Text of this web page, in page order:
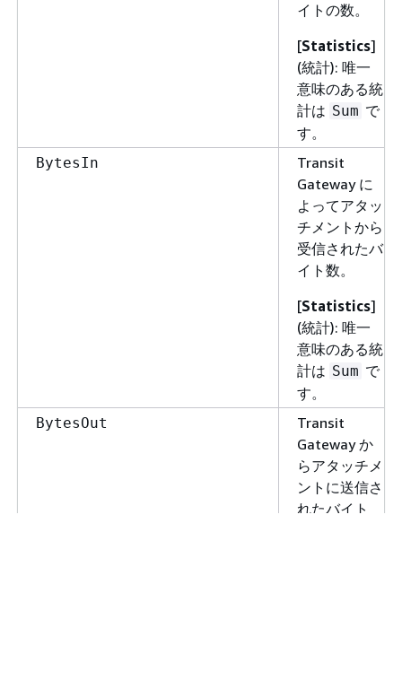
イトの数。
[Statistics]
(統計): 唯一
意味のある統
計は Sum で
す。
BytesIn
Transit
Gateway に
よってアタッ
チメントから
受信されたバ
イト数。
[Statistics]
(統計): 唯一
意味のある統
計は Sum で
す。
BytesOut
Transit
Gateway か
らアタッチメ
ントに送信さ
れたバイト